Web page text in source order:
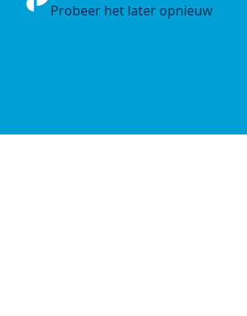
Probeer het later opnieuw